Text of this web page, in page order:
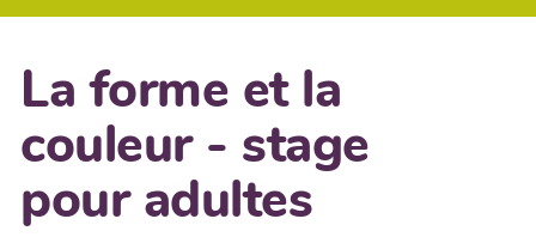
La forme et la
couleur - stage
pour adultes